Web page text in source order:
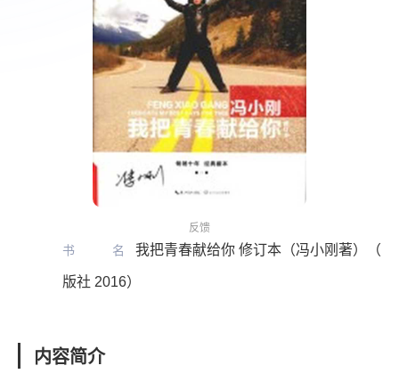
反馈
书名 我把青春献给你 修订本（冯小刚著）（
版社 2016）
内容简介